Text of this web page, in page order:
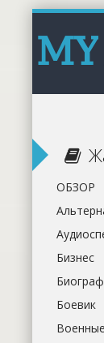
ОБЗОР
Бизнес
Боевик
Военные